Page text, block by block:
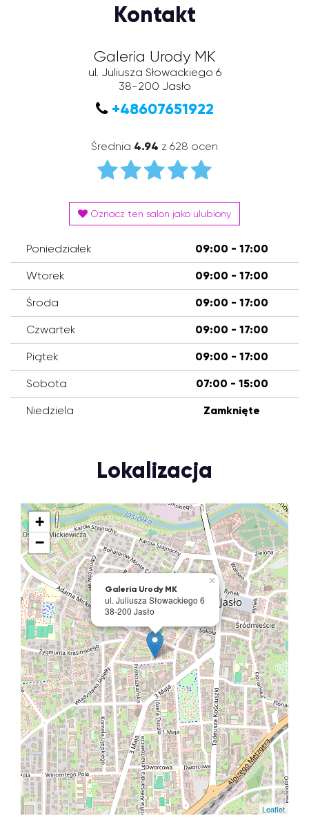
Kontakt
Galeria Urody MK
ul. Juliusza Słowackiego 6
38-200 Jasło
+48607651922
Średnia 4.94 z 628 ocen
Oznacz ten salon jako ulubiony
Poniedziałek 09:00 - 17:00
Wtorek 09:00 - 17:00
Środa 09:00 - 17:00
Czwartek 09:00 - 17:00
Piątek 09:00 - 17:00
Sobota 07:00 - 15:00
Niedziela Zamknięte
Lokalizacja
Galeria Urody MK
ul. Juliusza Słowackiego 6
38-200 Jasło
×
+
−
Leaflet